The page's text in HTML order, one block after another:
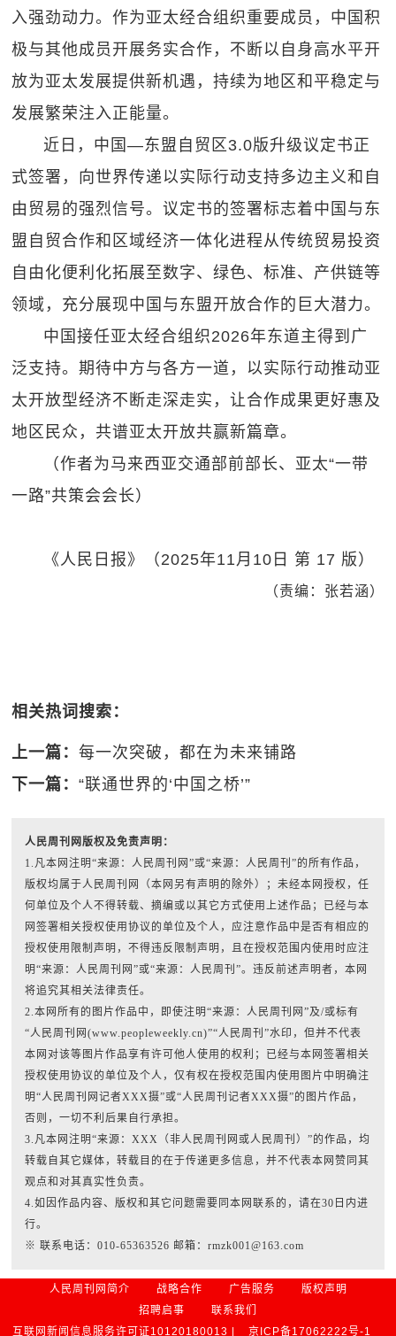
入强劲动力。作为亚太经合组织重要成员，中国积
极与其他成员开展务实合作，不断以自身高水平开
放为亚太发展提供新机遇，持续为地区和平稳定与
发展繁荣注入正能量。
近日，中国—东盟自贸区3.0版升级议定书正
式签署，向世界传递以实际行动支持多边主义和自
由贸易的强烈信号。议定书的签署标志着中国与东
盟自贸合作和区域经济一体化进程从传统贸易投资
自由化便利化拓展至数字、绿色、标准、产供链等
领域，充分展现中国与东盟开放合作的巨大潜力。
中国接任亚太经合组织2026年东道主得到广
泛支持。期待中方与各方一道，以实际行动推动亚
太开放型经济不断走深走实，让合作成果更好惠及
地区民众，共谱亚太开放共赢新篇章。
（作者为马来西亚交通部前部长、亚太“一带
一路”共策会会长）
《人民日报》（2025年11月10日 第 17 版）
（责编：张若涵）
相关热词搜索：
上一篇：每一次突破，都在为未来铺路
下一篇：“联通世界的‘中国之桥’”
人民周刊网版权及免责声明：
1.凡本网注明“来源：人民周刊网”或“来源：人民周刊”的所有作品，
版权均属于人民周刊网（本网另有声明的除外）；未经本网授权，任
何单位及个人不得转载、摘编或以其它方式使用上述作品；已经与本
网签署相关授权使用协议的单位及个人，应注意作品中是否有相应的
授权使用限制声明，不得违反限制声明，且在授权范围内使用时应注
明“来源：人民周刊网”或“来源：人民周刊”。违反前述声明者，本网
将追究其相关法律责任。
2.本网所有的图片作品中，即使注明“来源：人民周刊网”及/或标有
“人民周刊网(www.peopleweekly.cn)”“人民周刊”水印，但并不代表
本网对该等图片作品享有许可他人使用的权利；已经与本网签署相关
授权使用协议的单位及个人，仅有权在授权范围内使用图片中明确注
明“人民周刊网记者XXX摄”或“人民周刊记者XXX摄”的图片作品，
否则，一切不利后果自行承担。
3.凡本网注明“来源：XXX（非人民周刊网或人民周刊）”的作品，均
转载自其它媒体，转载目的在于传递更多信息，并不代表本网赞同其
观点和对其真实性负责。
4.如因作品内容、版权和其它问题需要同本网联系的，请在30日内进
行。
※ 联系电话：010-65363526 邮箱：rmzk001@163.com
人民周刊网简介 战略合作 广告服务
版权声明
招聘启事
联系我们
互联网新闻信息服务许可证10120180013 |
京ICP备17062222号-1